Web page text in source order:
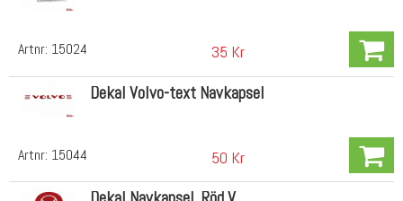
Artnr: 15024 35 Kr
Artnr: 15044
Dekal Volvo-text Navkapsel
50 Kr